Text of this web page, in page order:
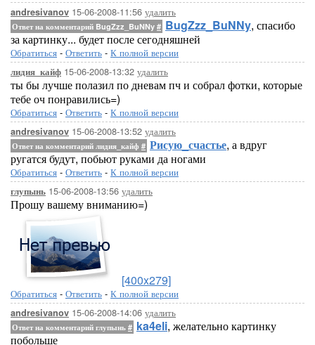
andresivanov 15-06-2008-11:56 удалить
Ответ на комментарий BugZzz_BuNNy # BugZzz_BuNNy, спасибо
за картинку... будет после сегодняшней
Обратиться - Ответить - К полной версии
лидия_кайф 15-06-2008-13:32 удалить
ты бы лучше полазил по дневам пч и собрал фотки, которые
тебе оч понравились=)
Обратиться - Ответить - К полной версии
andresivanov 15-06-2008-13:52 удалить
Ответ на комментарий лидия_кайф # Рисую_счастье, а вдруг
ругатся будут, побьют руками да ногами
Обратиться - Ответить - К полной версии
глупынь 15-06-2008-13:56 удалить
Прошу вашему вниманию=)
[400x279]
Обратиться - Ответить - К полной версии
andresivanov 15-06-2008-14:06 удалить
Ответ на комментарий глупынь # ka4eli, желательно картинку
побольше